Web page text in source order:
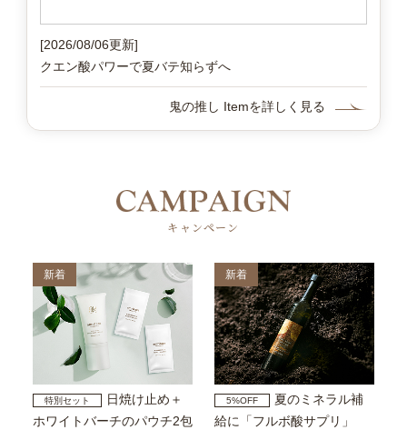
[2026/08/06更新]
クエン酸パワーで夏バテ知らずへ
鬼の推し Itemを詳しく見る
キャンペーン
新着
特別セット
日焼け止め＋
ホワイトバーチのパウチ2包
新着
5%OFF
夏のミネラル補
給に「フルボ酸サプリ」